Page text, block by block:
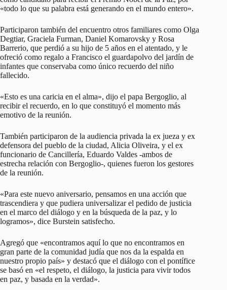
«todo lo que su palabra está generando en el mundo entero».
Participaron también del encuentro otros familiares como Olga
Degtiar, Graciela Furman, Daniel Komarovsky y Rosa
Barrerio, que perdió a su hijo de 5 años en el atentado, y le
ofreció como regalo a Francisco el guardapolvo del jardín de
infantes que conservaba como único recuerdo del niño
fallecido.
«Esto es una caricia en el alma», dijo el papa Bergoglio, al
recibir el recuerdo, en lo que constituyó el momento más
emotivo de la reunión.
También participaron de la audiencia privada la ex jueza y ex
defensora del pueblo de la ciudad, Alicia Oliveira, y el ex
funcionario de Cancillería, Eduardo Valdes -ambos de
estrecha relación con Bergoglio-, quienes fueron los gestores
de la reunión.
«Para este nuevo aniversario, pensamos en una acción que
trascendiera y que pudiera universalizar el pedido de justicia
en el marco del diálogo y en la búsqueda de la paz, y lo
logramos», dice Burstein satisfecho.
Agregó que «encontramos aquí lo que no encontramos en
gran parte de la comunidad judía que nos da la espalda en
nuestro propio país» y destacó que el diálogo con el pontífice
se basó en «el respeto, el diálogo, la justicia para vivir todos
en paz, y basada en la verdad».